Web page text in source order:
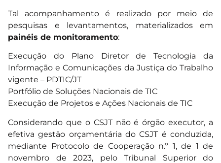
Tal acompanhamento é realizado por meio de
pesquisas e levantamentos, materializados em
painéis de monitoramento:
Execução do Plano Diretor de Tecnologia da
Informação e Comunicações da Justiça do Trabalho
vigente – PDTIC/JT
Portfólio de Soluções Nacionais de TIC
Execução de Projetos e Ações Nacionais de TIC
Considerando que o CSJT não é órgão executor, a
efetiva gestão orçamentária do CSJT é conduzida,
mediante Protocolo de Cooperação n.º 1, de 1 de
novembro de 2023, pelo Tribunal Superior do